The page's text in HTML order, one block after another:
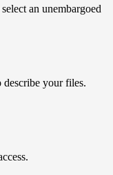
an unembargoed
describe your files.